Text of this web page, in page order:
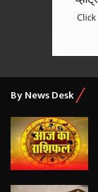
By News Desk